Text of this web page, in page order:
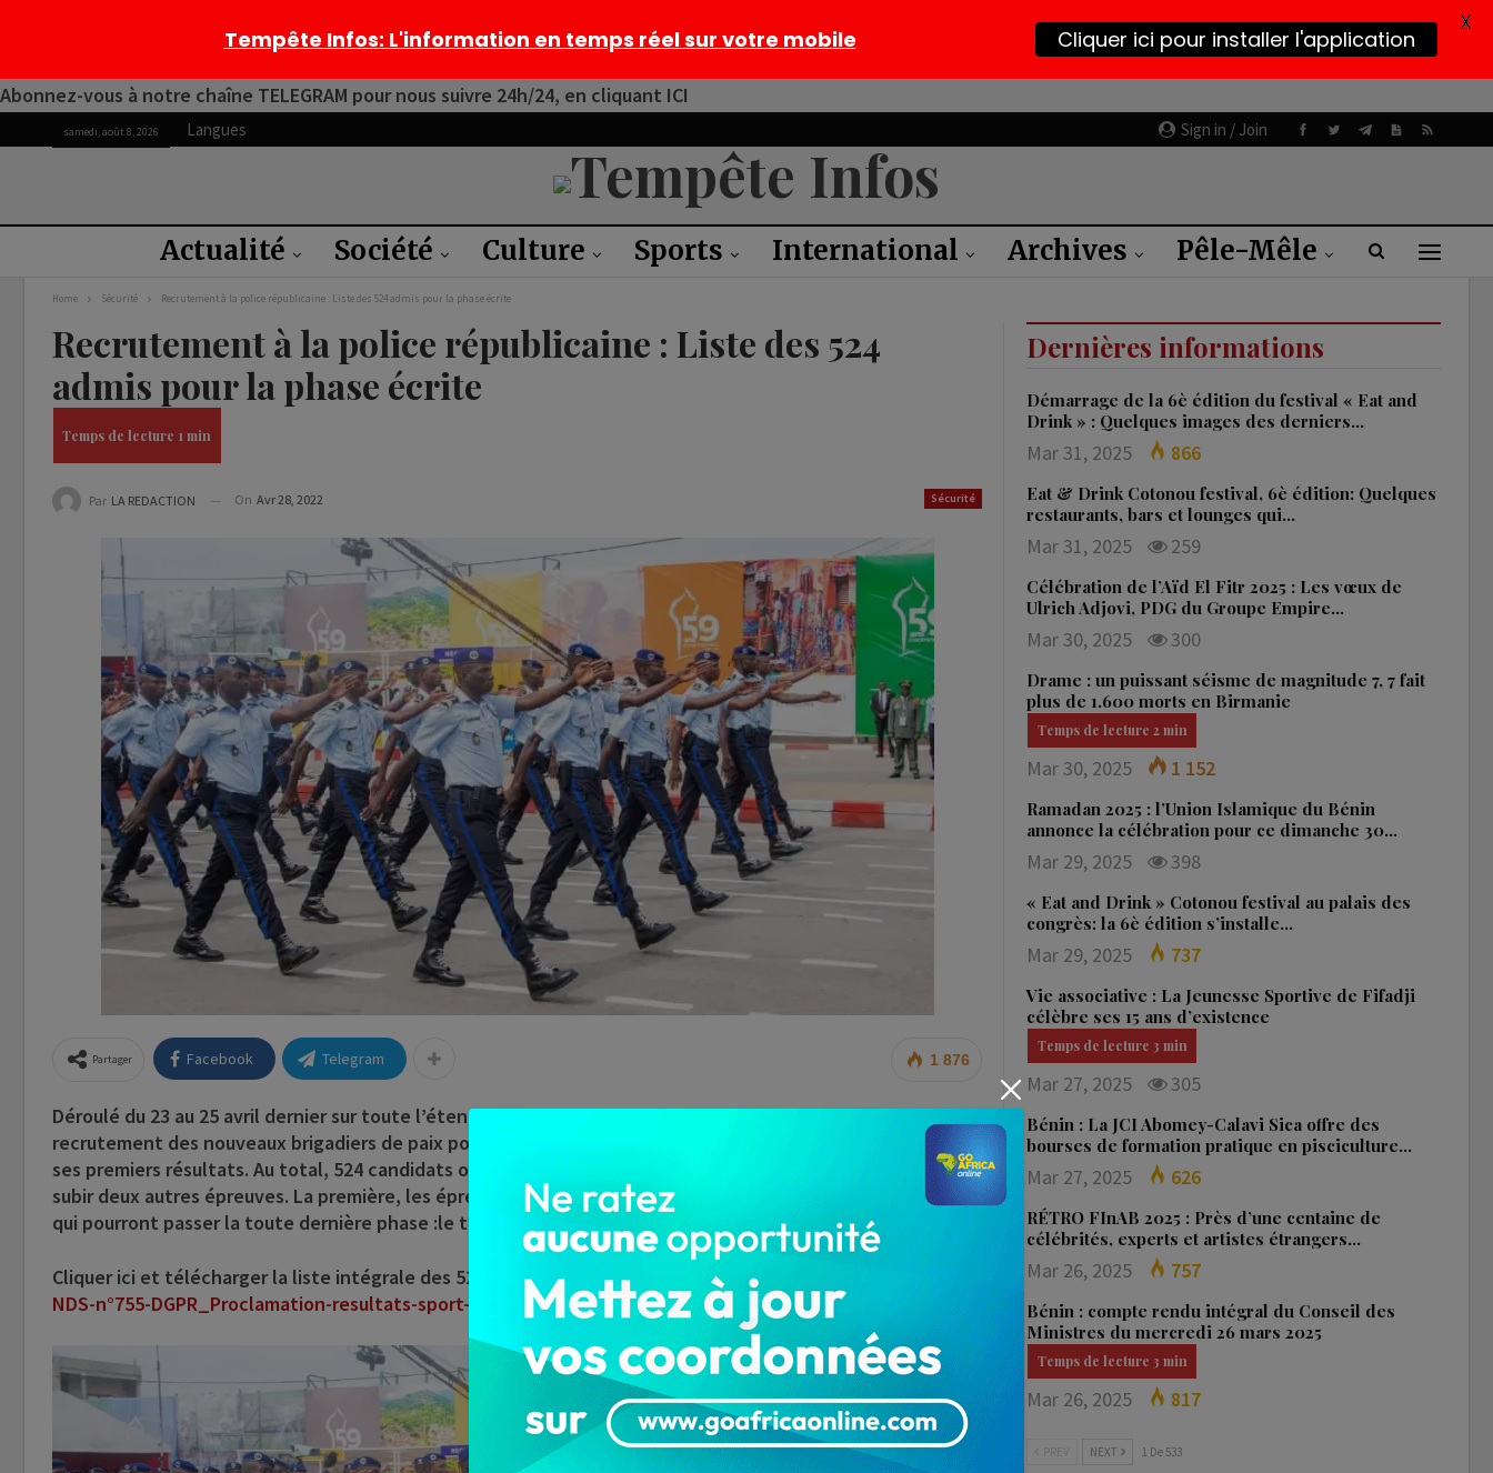
Abonnez-vous à notre chaîne TELEGRAM pour nous suivre 24h/24, en cliquant ICI
Sign in / Join
samedi, août 8, 2026 Langues
Actualité Société Culture Sports International Archives Pêle-Mêle
Home Sécurité Recrutement à la police républicaine : Liste des 524 admis pour la phase écrite
Recrutement à la police républicaine : Liste des 524
admis pour la phase écrite
Sécurité
Par LA REDACTION On Avr 28, 2022
1 876
Partager Facebook Telegram
Déroulé du 23 au 25 avril dernier sur toute l’étendue du territoire national, le tout dernier concours de
recrutement des nouveaux brigadiers de paix pour renforcer l’effectif de la police républicaine, a déjà livré
ses premiers résultats. Au total, 524 candidats ont réussi à tirer leur épingle du jeu. Mais ils devront d’abord
subir deux autres épreuves. La première, les épreuves écrites, et ce sont les admis à cette deuxième phase
qui pourront passer la toute dernière phase :le test psycho-technique.
Cliquer ici et téléchargerla liste intégrale des 524 candidats classés par ordre de mérite.
NDS-n°755-DGPR_Proclamation-resultats-sport-27.04.22-1
Dernières informations
Démarrage de la 6è édition du festival « Eat and
Drink » : Quelques images des derniers…
Mar 31, 2025 866
Eat & Drink Cotonou festival, 6è édition: Quelques
restaurants, bars et lounges qui…
Mar 31, 2025 259
Célébration de l’Aïd El Fitr 2025 : Les vœux de
Ulrich Adjovi, PDG du Groupe Empire…
Mar 30, 2025 300
Drame : un puissant séisme de magnitude 7, 7 fait
plus de 1.600 morts en Birmanie
Mar 30, 2025 1 152
Ramadan 2025 : l’Union Islamique du Bénin
annonce la célébration pour ce dimanche 30…
Mar 29, 2025 398
« Eat and Drink » Cotonou festival au palais des
congrès: la 6è édition s’installe…
Mar 29, 2025 737
Vie associative : La Jeunesse Sportive de Fifadji
célèbre ses 15 ans d’existence
Mar 27, 2025 305
Bénin : La JCI Abomey-Calavi Sica offre des
bourses de formation pratique en pisciculture…
Mar 27, 2025 626
RÉTRO FInAB 2025 : Près d’une centaine de
célébrités, experts et artistes étrangers…
Mar 26, 2025 757
Bénin : compte rendu intégral du Conseil des
Ministres du mercredi 26 mars 2025
Mar 26, 2025 817
NEXT 1 De 533
Tempête Infos: L'information en temps réel sur votre mobile Cliquer ici pour installer l'application
X